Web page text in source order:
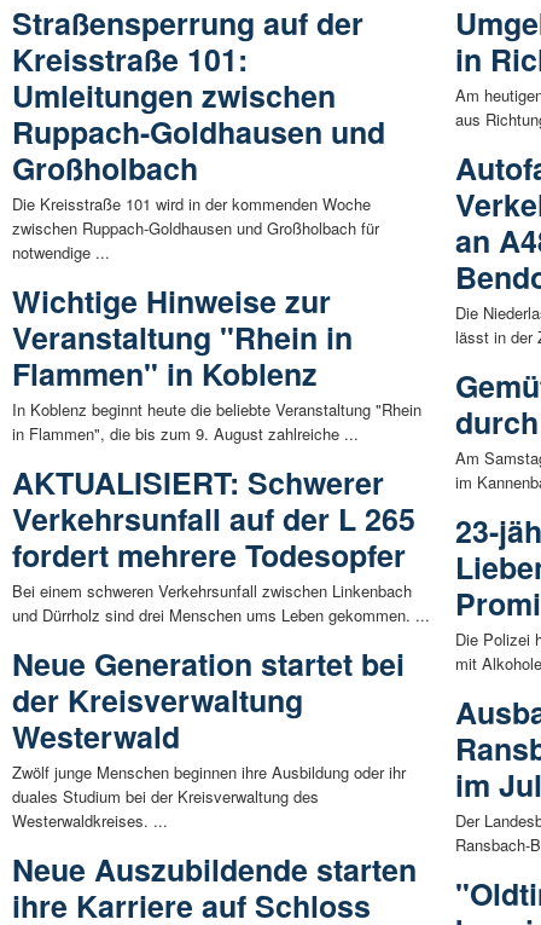
Straßensperrung auf der
Kreisstraße 101:
Umleitungen zwischen
Ruppach-Goldhausen und
Großholbach
Die Kreisstraße 101 wird in der kommenden Woche
zwischen Ruppach-Goldhausen und Großholbach für
notwendige ...
Wichtige Hinweise zur
Veranstaltung "Rhein in
Flammen" in Koblenz
In Koblenz beginnt heute die beliebte Veranstaltung "Rhein
in Flammen", die bis zum 9. August zahlreiche ...
AKTUALISIERT: Schwerer
Verkehrsunfall auf der L 265
fordert mehrere Todesopfer
Bei einem schweren Verkehrsunfall zwischen Linkenbach
und Dürrholz sind drei Menschen ums Leben gekommen. ...
Neue Generation startet bei
der Kreisverwaltung
Westerwald
Zwölf junge Menschen beginnen ihre Ausbildung oder ihr
duales Studium bei der Kreisverwaltung des
Westerwaldkreises. ...
Neue Auszubildende starten
ihre Karriere auf Schloss
in
Am
aus
an
Die
lässt in der
Am
im
23-
Die Polizei
mit
im
Der
Ransbach-